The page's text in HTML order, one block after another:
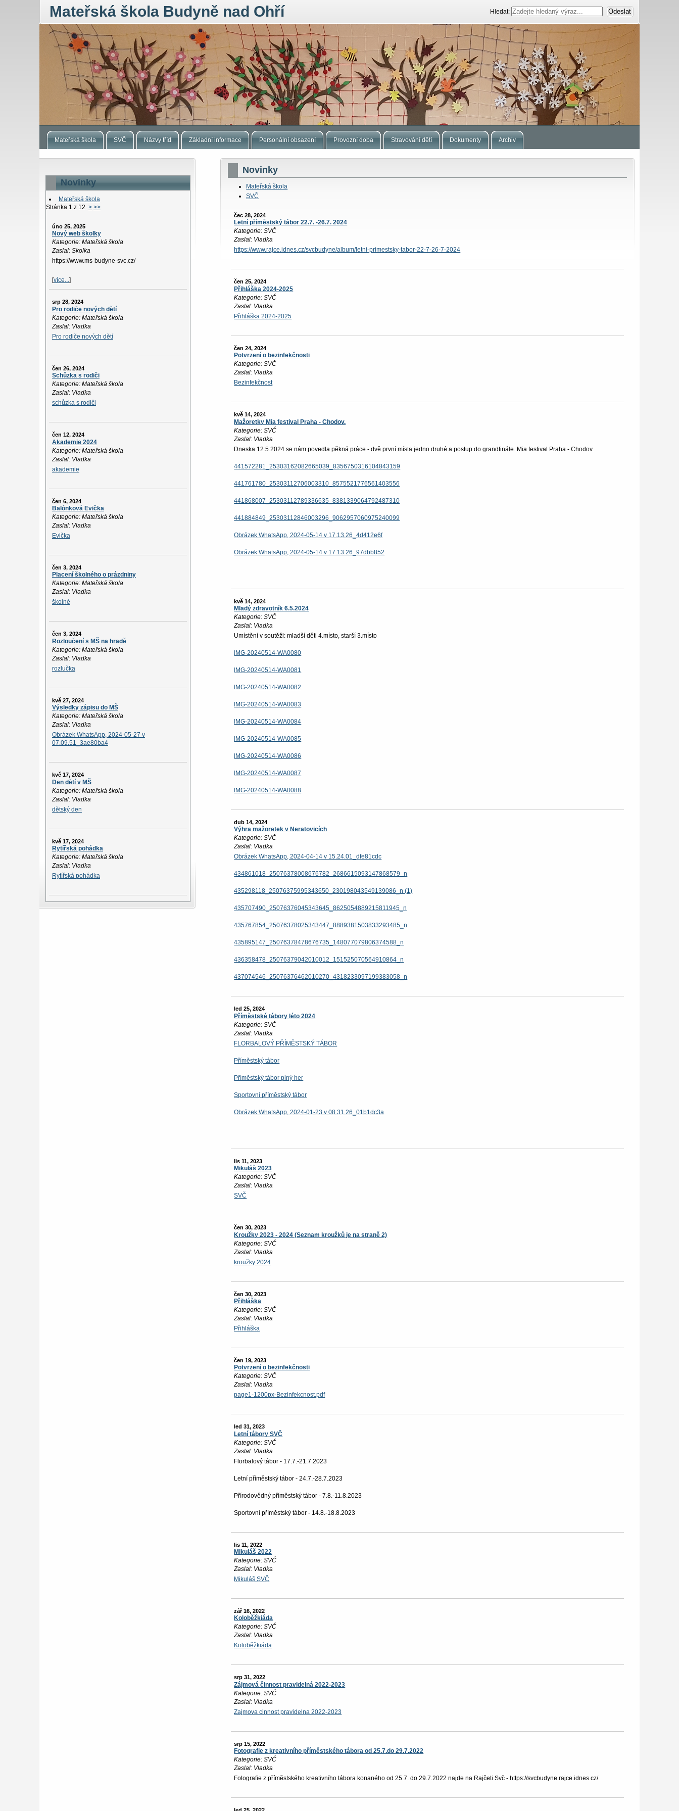
Mateřská škola Budyně nad Ohří Hledat:
Mateřská škola SVČ Názvy tříd Základní informace Personální obsazení Provozní doba Stravování dětí Dokumenty Archiv
Novinky
Mateřská škola
Stránka 1 z 12 > >>
úno 25, 2025
Nový web školky
Kategorie: Mateřská škola
Zaslal: Skolka
https://www.ms-budyne-svc.cz/
[více...]
srp 28, 2024
Pro rodiče nových dětí
Kategorie: Mateřská škola
Zaslal: Vladka
Pro rodiče nových dětí
čen 26, 2024
Schůzka s rodiči
Kategorie: Mateřská škola
Zaslal: Vladka
schůzka s rodiči
čen 12, 2024
Akademie 2024
Kategorie: Mateřská škola
Zaslal: Vladka
akademie
čen 6, 2024
Balónková Evička
Kategorie: Mateřská škola
Zaslal: Vladka
Evička
čen 3, 2024
Placení školného o prázdniny
Kategorie: Mateřská škola
Zaslal: Vladka
školné
čen 3, 2024
Rozloučení s MŠ na hradě
Kategorie: Mateřská škola
Zaslal: Vladka
rozlučka
kvě 27, 2024
Výsledky zápisu do MŠ
Kategorie: Mateřská škola
Zaslal: Vladka
Obrázek WhatsApp, 2024-05-27 v
07.09.51_3ae80ba4
kvě 17, 2024
Den dětí v MŠ
Kategorie: Mateřská škola
Zaslal: Vladka
dětský den
kvě 17, 2024
Rytířská pohádka
Kategorie: Mateřská škola
Zaslal: Vladka
Rytířská pohádka
Novinky
Mateřská škola
SVČ
čec 28, 2024
Letní příměstský tábor 22.7. -26.7. 2024
Kategorie: SVČ
Zaslal: Vladka
https://www.rajce.idnes.cz/svcbudyne/album/letni-primestsky-tabor-22-7-26-7-2024
čen 25, 2024
Přihláška 2024-2025
Kategorie: SVČ
Zaslal: Vladka
Přihláška 2024-2025
čen 24, 2024
Potvrzení o bezinfekčnosti
Kategorie: SVČ
Zaslal: Vladka
Bezinfekčnost
kvě 14, 2024
Mažoretky Mia festival Praha - Chodov.
Kategorie: SVČ
Zaslal: Vladka
Dneska 12.5.2024 se nám povedla pěkná práce - dvě první místa jedno druhé a postup do grandfinále. Mia festival Praha - Chodov.
441572281_25303162082665039_8356750316104843159
441761780_25303112706003310_8575521776561403556
441868007_25303112789336635_8381339064792487310
441884849_25303112846003296_9062957060975240099
Obrázek WhatsApp, 2024-05-14 v 17.13.26_4d412e6f
Obrázek WhatsApp, 2024-05-14 v 17.13.26_97dbb852
kvě 14, 2024
Mladý zdravotník 6.5.2024
Kategorie: SVČ
Zaslal: Vladka
Umístění v soutěži: mladší děti 4.místo, starší 3.místo
IMG-20240514-WA0080
IMG-20240514-WA0081
IMG-20240514-WA0082
IMG-20240514-WA0083
IMG-20240514-WA0084
IMG-20240514-WA0085
IMG-20240514-WA0086
IMG-20240514-WA0087
IMG-20240514-WA0088
dub 14, 2024
Výhra mažoretek v Neratovicích
Kategorie: SVČ
Zaslal: Vladka
Obrázek WhatsApp, 2024-04-14 v 15.24.01_dfe81cdc
434861018_25076378008676782_2686615093147868579_n
435298118_25076375995343650_230198043549139086_n (1)
435707490_25076376045343645_8625054889215811945_n
435767854_25076378025343447_8889381503833293485_n
435895147_25076378478676735_148077079806374588_n
436358478_25076379042010012_151525070564910864_n
437074546_25076376462010270_4318233097199383058_n
led 25, 2024
Příměstské tábory léto 2024
Kategorie: SVČ
Zaslal: Vladka
FLORBALOVÝ PŘÍMĚSTSKÝ TÁBOR
Příměstský tábor
Příměstský tábor plný her
Sportovní příměstský tábor
Obrázek WhatsApp, 2024-01-23 v 08.31.26_01b1dc3a
lis 11, 2023
Mikuláš 2023
Kategorie: SVČ
Zaslal: Vladka
SVČ
čen 30, 2023
Kroužky 2023 - 2024 (Seznam kroužků je na straně 2)
Kategorie: SVČ
Zaslal: Vladka
kroužky 2024
čen 30, 2023
Přihláška
Kategorie: SVČ
Zaslal: Vladka
Přihláška
čen 19, 2023
Potvrzení o bezinfekčnosti
Kategorie: SVČ
Zaslal: Vladka
page1-1200px-Bezinfekcnost.pdf
led 31, 2023
Letní tábory SVČ
Kategorie: SVČ
Zaslal: Vladka
Florbalový tábor - 17.7.-21.7.2023
Letní příměstský tábor - 24.7.-28.7.2023
Přírodovědný příměstský tábor - 7.8.-11.8.2023
Sportovní příměstský tábor - 14.8.-18.8.2023
lis 11, 2022
Mikuláš 2022
Kategorie: SVČ
Zaslal: Vladka
Mikuláš SVČ
zář 16, 2022
Koloběžkiáda
Kategorie: SVČ
Zaslal: Vladka
Koloběžkiáda
srp 31, 2022
Zájmová činnost pravidelná 2022-2023
Kategorie: SVČ
Zaslal: Vladka
Zajmova cinnost pravidelna 2022-2023
srp 15, 2022
Fotografie z kreativního příměstského tábora od 25.7.do 29.7.2022
Kategorie: SVČ
Zaslal: Vladka
Fotografie z příměstského kreativního tábora konaného od 25.7. do 29.7.2022 najde na Rajčeti Svč - https://svcbudyne.rajce.idnes.cz/